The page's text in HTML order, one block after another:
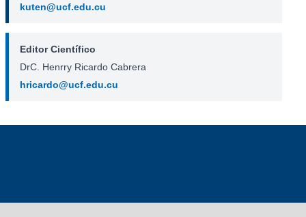
kuten@ucf.edu.cu
Editor Científico
DrC. Henrry Ricardo Cabrera
hricardo@ucf.edu.cu